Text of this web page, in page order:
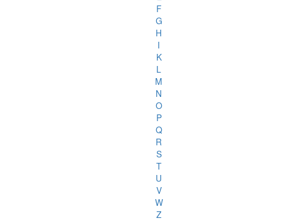
F
G
H
I
K
L
M
N
O
P
Q
R
S
T
U
V
W
Z